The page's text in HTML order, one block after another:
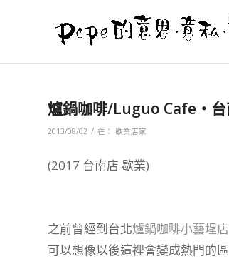
爐鍋咖啡/Luguo Cafe‧台
2013/08/02 / 在： 歇業店家
(2017 台南店 歇業)
之前曾經到台北爐鍋咖啡小藝埕店
可以想像以後這裡會變成熱門的區